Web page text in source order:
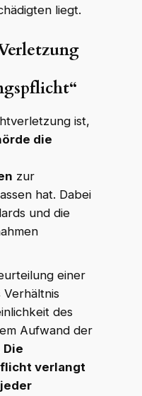
liegt.
ist,
die
zur
hat. Dabei
und die
einer
Verhältnis
des
Aufwand der
Die
verlangt